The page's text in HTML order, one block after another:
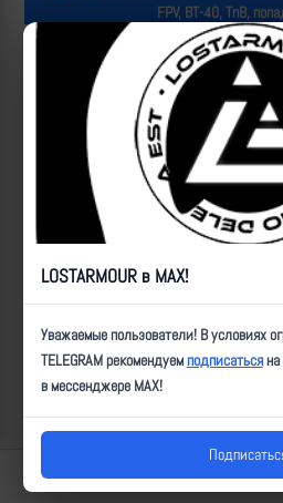
FPV, ВТ-40, ТпВ,
Популярные за
Lostarmour | Carthago Delenda Est
LOSTARMOUR в MAX!
Уважаемые пользователи! В условиях
TELEGRAM рекомендуемподписатьсяна
в мессенджере MAX!